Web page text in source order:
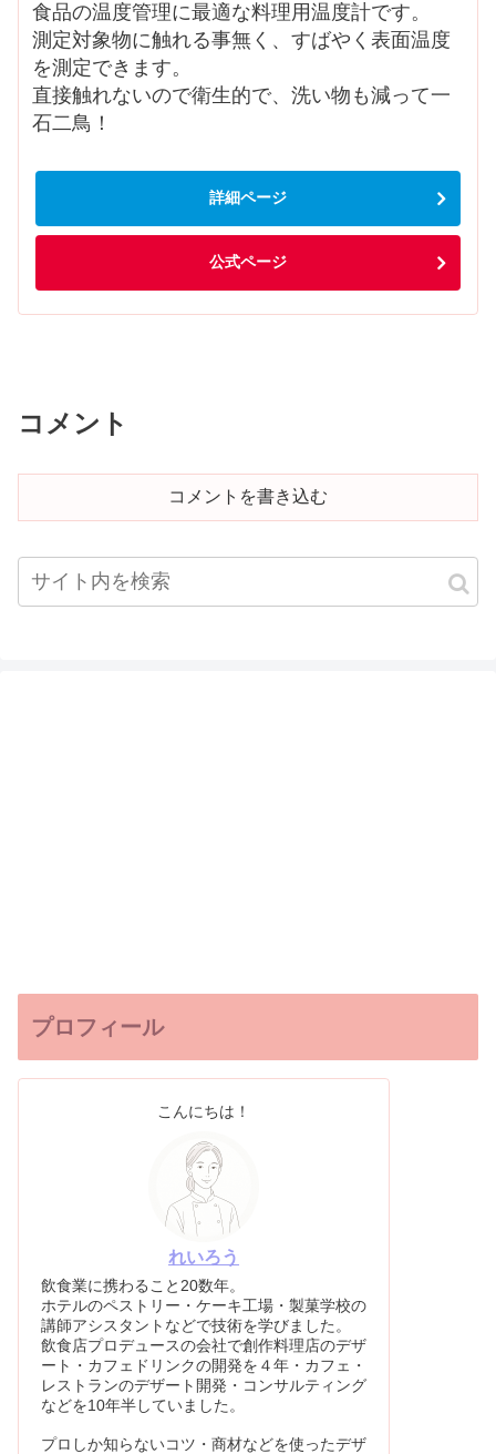
食品の温度管理に最適な料理用温度計です。
測定対象物に触れる事無く、すばやく表面温度
を測定できます。
直接触れないので衛生的で、洗い物も減って一
石二鳥！
詳細ページ
公式ページ
コメント
コメントを書き込む
プロフィール
こんにちは！
れいろう
飲食業に携わること20数年。
ホテルのペストリー・ケーキ工場・製菓学校の
講師アシスタントなどで技術を学びました。
飲食店プロデュースの会社で創作料理店のデザ
ート・カフェドリンクの開発を４年・カフェ・
レストランのデザート開発・コンサルティング
などを10年半していました。
プロしか知らないコツ・商材などを使ったデザ